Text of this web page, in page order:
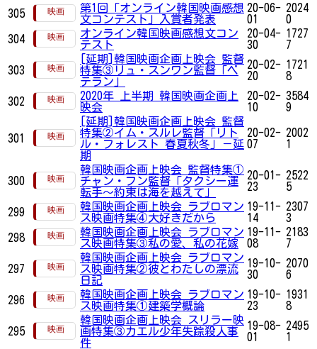
305
第1回「オンライン韓国映画感想
文コンテスト」入賞者発表
20-06-
01
2024
0
304
オンライン韓国映画感想文コン
テスト
20-04-
30
1727
7
303
[延期]韓国映画企画上映会 監督
特集③リュ・スンワン監督「ベ
テラン」
20-02-
20
1721
8
302
2020年 上半期 韓国映画企画上
映会
20-02-
10
3584
9
301
[延期]韓国映画企画上映会 監督
特集②イム・スルレ監督「リト
ル・フォレスト 春夏秋冬」－延
期
20-02-
07
2002
1
300
韓国映画企画上映会 監督特集①
チャン・フン監督「タクシー運
転手～約束は海を越えて」
20-01-
23
2522
5
299
韓国映画企画上映会 ラブロマン
ス映画特集④大好きだから
19-11-
14
2307
3
298
韓国映画企画上映会 ラブロマン
ス映画特集③私の愛、私の花嫁
19-11-
08
2183
7
297
韓国映画企画上映会 ラブロマン
ス映画特集②彼とわたしの漂流
日記
19-10-
30
2070
6
296
韓国映画企画上映会 ラブロマン
ス映画特集①建築学概論
19-10-
23
1931
8
295
韓国映画企画上映会 スリラー映
画特集③カエル少年失踪殺人事
件
19-08-
01
2495
1